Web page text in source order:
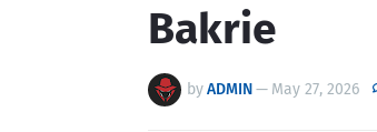
Bakrie
byADMIN— May 27, 2026